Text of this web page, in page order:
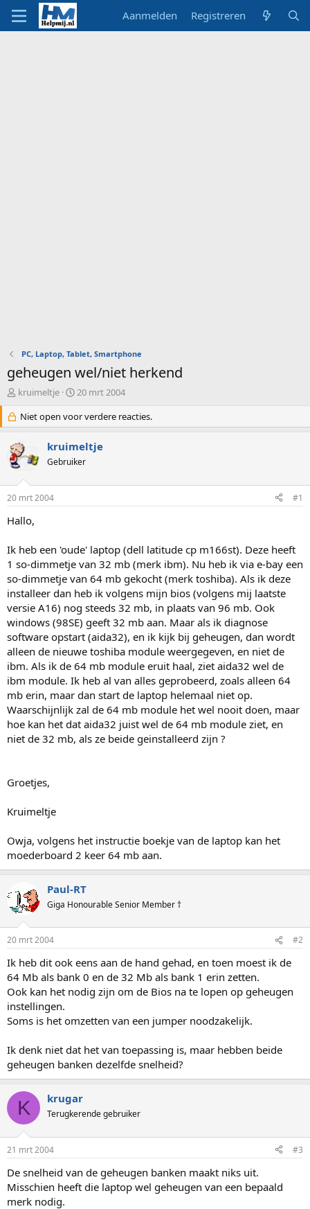
Aanmelden Registreren
PC, Laptop, Tablet, Smartphone
geheugen wel/niet herkend
O
d
e
r
w
e
s
t
a
t
e
r
kruimeltje
S
a
r
d
a
m
20 mrt 2004
Niet open voor verdere reacties.
kruimeltje
Gebruiker
20 mrt 2004 #1
Hallo,
Ik heb een 'oude' laptop (dell latitude cp m166st). Deze heeft
1 so-dimmetje van 32 mb (merk ibm). Nu heb ik via e-bay een
so-dimmetje van 64 mb gekocht (merk toshiba). Als ik deze
installeer dan heb ik volgens mijn bios (volgens mij laatste
versie A16) nog steeds 32 mb, in plaats van 96 mb. Ook
windows (98SE) geeft 32 mb aan. Maar als ik diagnose
software opstart (aida32), en ik kijk bij geheugen, dan wordt
alleen de nieuwe toshiba module weergegeven, en niet de
ibm. Als ik de 64 mb module eruit haal, ziet aida32 wel de
ibm module. Ik heb al van alles geprobeerd, zoals alleen 64
mb erin, maar dan start de laptop helemaal niet op.
Waarschijnlijk zal de 64 mb module het wel nooit doen, maar
hoe kan het dat aida32 juist wel de 64 mb module ziet, en
niet de 32 mb, als ze beide geinstalleerd zijn ?
Groetjes,
Kruimeltje
Owja, volgens het instructie boekje van de laptop kan het
moederboard 2 keer 64 mb aan.
Paul-RT
Giga Honourable Senior Member †
20 mrt 2004 #2
Ik heb dit ook eens aan de hand gehad, en toen moest ik de
64 Mb als bank 0 en de 32 Mb als bank 1 erin zetten.
Ook kan het nodig zijn om de Bios na te lopen op geheugen
instellingen.
Soms is het omzetten van een jumper noodzakelijk.
Ik denk niet dat het van toepassing is, maar hebben beide
geheugen banken dezelfde snelheid?
K krugar
Terugkerende gebruiker
21 mrt 2004 #3
De snelheid van de geheugen banken maakt niks uit.
Misschien heeft die laptop wel geheugen van een bepaald
merk nodig.